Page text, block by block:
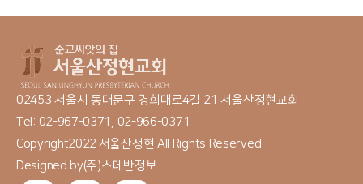
02453 서울시 동대문구 경희대로4길 21 서울산정현교회
Tel: 02-967-0371, 02-966-0371
Copyright2022.서울산정현 All Rights Reserved.
Designed by(주)스데반정보